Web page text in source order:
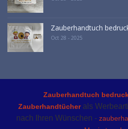
Zauberhandtuch
Oct 28 - 2025
Zauberhandtuch
Zauberhandtücherals
nach Ihren Wünschen -